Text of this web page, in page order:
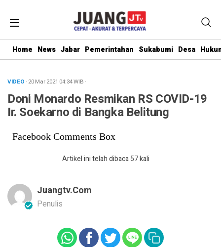
Home News Jabar Pemerintahan Sukabumi Desa
VIDEO · 20 Mar 2021 04:34WIB ·
Doni Monardo Resmikan RS COVID-19
Ir. Soekarno di Bangka Belitung
Facebook Comments Box
Artikel ini telah dibaca 57 kali
Juangtv.com
Penulis